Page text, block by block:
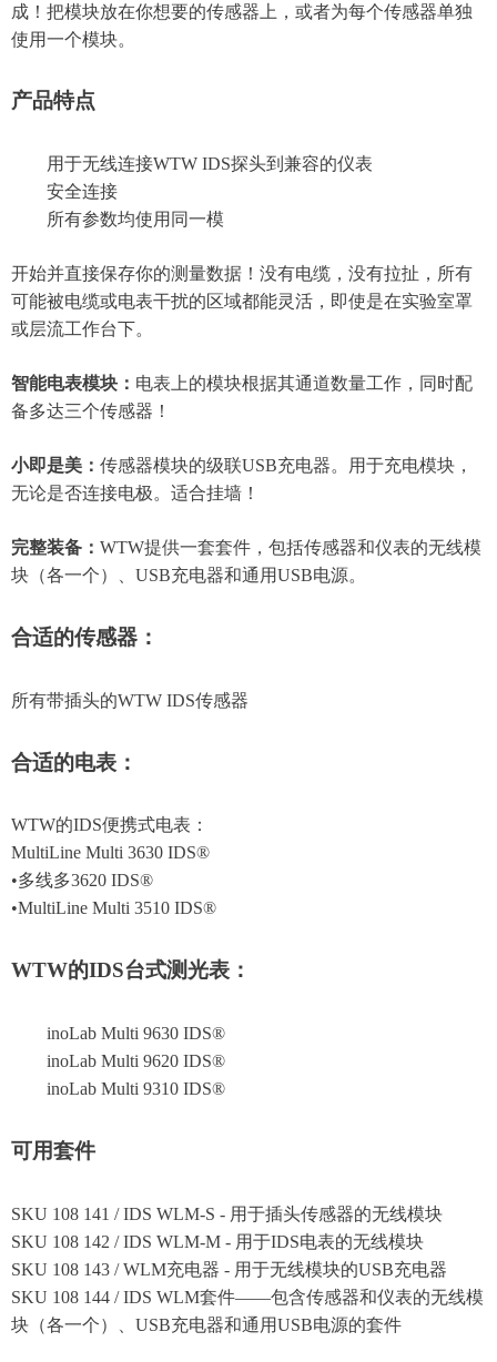
成！把模块放在你想要的传感器上，或者为每个传感器单独
使用一个模块。
产品特点
用于无线连接WTW IDS探头到兼容的仪表
安全连接
所有参数均使用同一模
开始并直接保存你的测量数据！没有电缆，没有拉扯，所有
可能被电缆或电表干扰的区域都能灵活，即使是在实验室罩
或层流工作台下。
智能电表模块： 电表上的模块根据其通道数量工作，同时配
备多达三个传感器！
小即是美： 传感器模块的级联USB充电器。用于充电模块，
无论是否连接电极。适合挂墙！
完整装备： WTW提供一套套件，包括传感器和仪表的无线模
块（各一个）、USB充电器和通用USB电源。
合适的传感器：
所有带插头的WTW IDS传感器
合适的电表：
WTW的IDS便携式电表：
MultiLine Multi 3630 IDS®
•多线多3620 IDS®
•MultiLine Multi 3510 IDS®
WTW的IDS台式测光表：
inoLab Multi 9630 IDS®
inoLab Multi 9620 IDS®
inoLab Multi 9310 IDS®
可用套件
SKU 108 141 / IDS WLM-S - 用于插头传感器的无线模块
SKU 108 142 / IDS WLM-M - 用于IDS电表的无线模块
SKU 108 143 / WLM充电器 - 用于无线模块的USB充电器
SKU 108 144 / IDS WLM套件——包含传感器和仪表的无线模
块（各一个）、USB充电器和通用USB电源的套件